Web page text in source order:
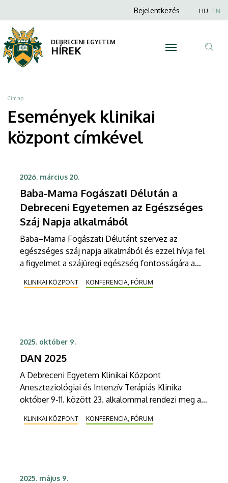
központ
|
DEBRECENI
EGYETEM
a
tartalomra
Anonim
menüje
Bejelentkezés HU EN
DEBRECENI EGYETEM
HÍREK
Morzsa
Címlap
Események klinikai
központ címkével
2026. március 20.
Baba-Mama Fogászati Délután a
Debreceni Egyetemen az Egészséges
Száj Napja alkalmából
Baba–Mama Fogászati Délutánt szervez az
egészséges száj napja alkalmából és ezzel hívja fel
a figyelmet a szájüregi egészség fontosságára a
án, pénteken 14 és 18 óra között.
KLINIKAI KÖZPONT KONFERENCIA, FÓRUM
2025. október 9.
DAN 2025
A Debreceni Egyetem Klinikai Központ
Aneszteziológiai és Intenzív Terápiás Klinika
október 9-11. között 23. alkalommal rendezi meg a
magyarországi aneszteziológusok és intenzív
KLINIKAI KÖZPONT KONFERENCIA, FÓRUM
2025. május 9.